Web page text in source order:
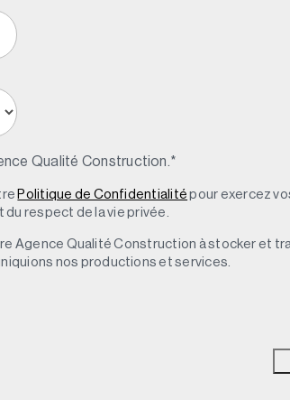
Qualité Construction.*
Politique de Confidentialité pour exercez
respect de la vie privée.
Agence Qualité Construction à stocker et
nos productions et services.